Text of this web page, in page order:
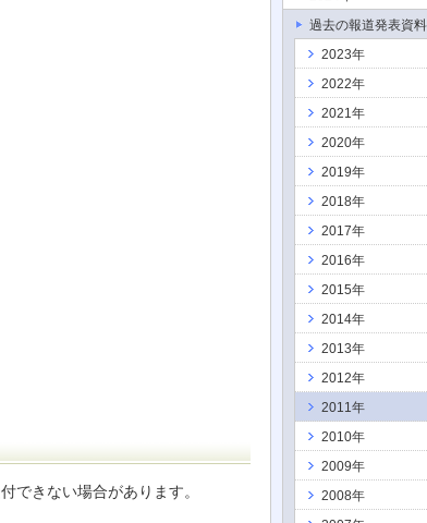
できない場合があります。
過去の報道発表資料
2023年
2022年
2021年
2020年
2019年
2018年
2017年
2016年
2015年
2014年
2013年
2012年
2011年
2010年
2009年
2008年